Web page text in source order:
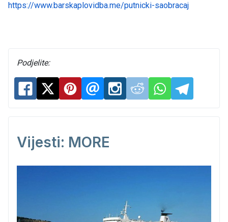
https://www.barskaplovidba.me/putnicki-saobracaj
Podjelite:
Vijesti: MORE